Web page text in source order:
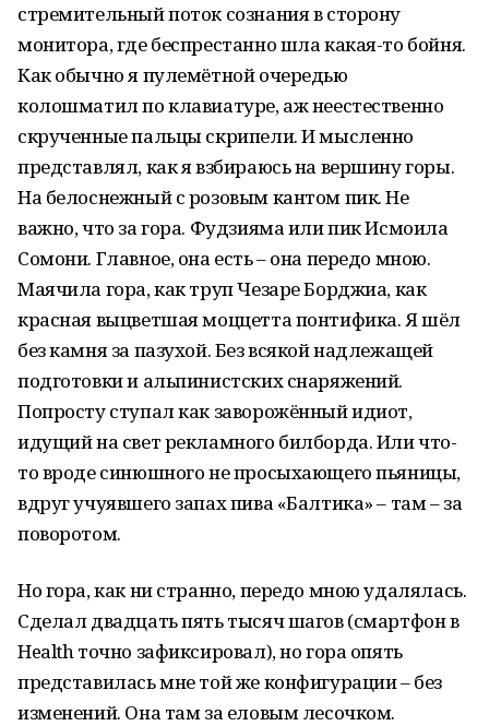
стремительный поток сознания в сторону
монитора, где беспрестанно шла какая-то бойня.
Как обычно я пулемётной очередью
колошматил по клавиатуре, аж неестественно
скрученные пальцы скрипели. И мысленно
представлял, как я взбираюсь на вершину горы.
На белоснежный с розовым кантом пик. Не
важно, что за гора. Фудзияма или пик Исмоила
Сомони. Главное, она есть – она передо мною.
Маячила гора, как труп Чезаре Борджиа, как
красная выцветшая моццетта понтифика. Я шёл
без камня за пазухой. Без всякой надлежащей
подготовки и альпинистских снаряжений.
Попросту ступал как заворожённый идиот,
идущий на свет рекламного билборда. Или что-
то вроде синюшного не просыхающего пьяницы,
вдруг учуявшего запах пива «Балтика» – там – за
поворотом.
Но гора, как ни странно, передо мною удалялась.
Сделал двадцать пять тысяч шагов (смартфон в
Health точно зафиксировал), но гора опять
представилась мне той же конфигурации – без
изменений. Она там за еловым лесочком.